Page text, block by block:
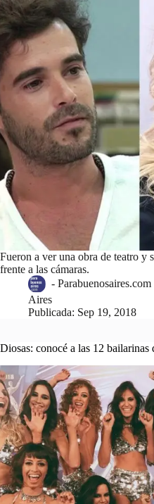
Fueron a ver una obra de teatro y
frente a las cámaras.
-
Aires
Publicada: Sep 19, 2018
Diosas: conocé a las 12 bailarinas